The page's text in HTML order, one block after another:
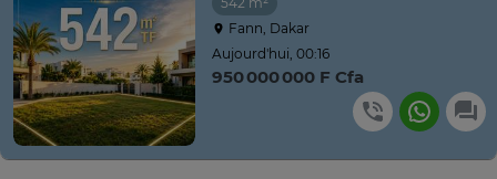
Fann, Dakar
Aujourd'hui, 00:16
950 000 000 F Cfa